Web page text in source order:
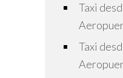
Taxi
Taxi